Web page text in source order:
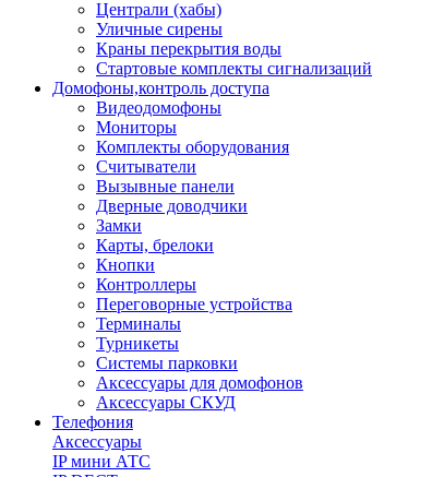
Централи (хабы)
Уличные сирены
Краны перекрытия воды
Стартовые комплекты сигнализаций
Домофоны,контроль доступа
Видеодомофоны
Мониторы
Комплекты оборудования
Считыватели
Вызывные панели
Дверные доводчики
Замки
Карты, брелоки
Кнопки
Контроллеры
Переговорные устройства
Терминалы
Турникеты
Системы парковки
Аксессуары для домофонов
Аксессуары СКУД
Телефония
Aксессуары
IP мини АТС